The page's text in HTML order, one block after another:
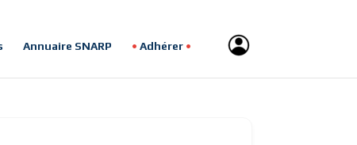
Annuaire SNARP Adhérer